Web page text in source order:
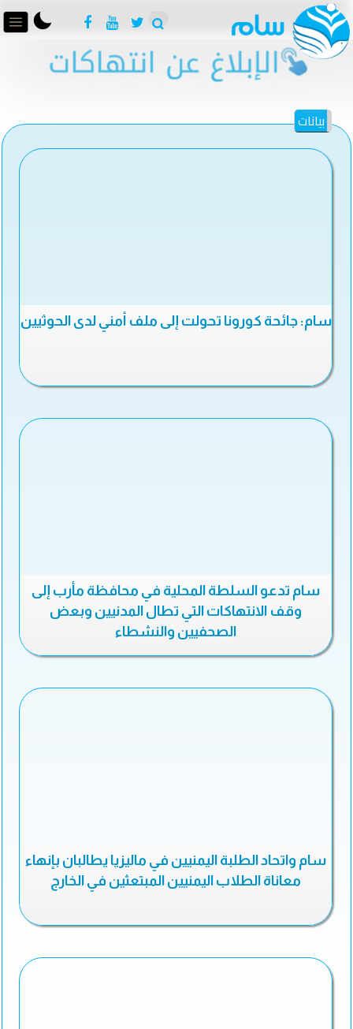
بيانات
سام: جائحة كورونا تحولت إلى ملف أمني لدى الحوثيين
سام تدعو السلطة المحلية في محافظة مأرب إلى
وقف الانتهاكات التي تطال المدنيين وبعض
الصحفيين والنشطاء
سام واتحاد الطلبة اليمنيين في ماليزيا يطالبان بإنهاء
معاناة الطلاب اليمنيين المبتعثين في الخارج